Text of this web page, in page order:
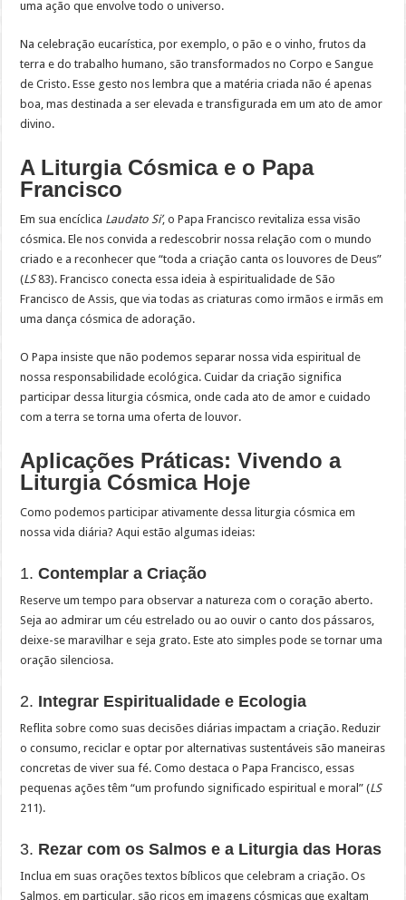
uma ação que envolve todo o universo.
Na celebração eucarística, por exemplo, o pão e o vinho, frutos da
terra e do trabalho humano, são transformados no Corpo e Sangue
de Cristo. Esse gesto nos lembra que a matéria criada não é apenas
boa, mas destinada a ser elevada e transfigurada em um ato de amor
divino.
A Liturgia Cósmica e o Papa
Francisco
Em sua encíclica Laudato Si’, o Papa Francisco revitaliza essa visão
cósmica. Ele nos convida a redescobrir nossa relação com o mundo
criado e a reconhecer que “toda a criação canta os louvores de Deus”
(LS83). Francisco conecta essa ideia à espiritualidade de São
Francisco de Assis, que via todas as criaturas como irmãos e irmãs em
uma dança cósmica de adoração.
O Papa insiste que não podemos separar nossa vida espiritual de
nossa responsabilidade ecológica. Cuidar da criação significa
participar dessa liturgia cósmica, onde cada ato de amor e cuidado
com a terra se torna uma oferta de louvor.
Aplicações Práticas: Vivendo a
Liturgia Cósmica Hoje
Como podemos participar ativamente dessa liturgia cósmica em
nossa vida diária? Aqui estão algumas ideias:
1.Contemplar a Criação
Reserve um tempo para observar a natureza com o coração aberto.
Seja ao admirar um céu estrelado ou ao ouvir o canto dos pássaros,
deixe-se maravilhar e seja grato. Este ato simples pode se tornar uma
oração silenciosa.
2. Integrar Espiritualidade e Ecologia
Reflita sobre como suas decisões diárias impactam a criação. Reduzir
o consumo, reciclar e optar por alternativas sustentáveis são maneiras
concretas de viver sua fé. Como destaca o Papa Francisco, essas
pequenas ações têm “um profundo significado espiritual e moral” (LS
211).
3. Rezar com os Salmos e a Liturgia das Horas
Inclua em suas orações textos bíblicos que celebram a criação. Os
Salmos, em particular, são ricos em imagens cósmicas que exaltam